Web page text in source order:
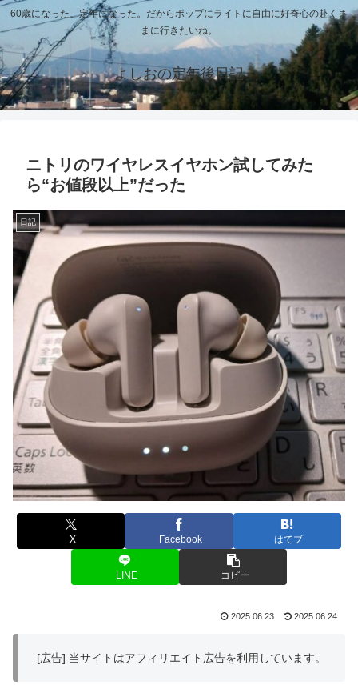
60歳になった、定年になった。だからポップにライトに自由に好奇心の赴くま
まに行きたいね。
よしおの定年後日記
ニトリのワイヤレスイヤホン試してみた
ら“お値段以上”だった
日記
X Facebook はてブ
LINE コピー
2025.06.23 2025.06.24
[広告] 当サイトはアフィリエイト広告を利用しています。